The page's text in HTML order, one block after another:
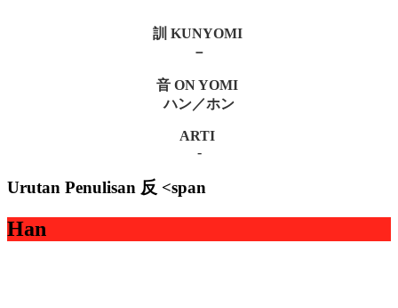
訓 KUNYOMI
－
音 ON YOMI
ハン／ホン
ARTI
-
Urutan Penulisan 反 <span
Han